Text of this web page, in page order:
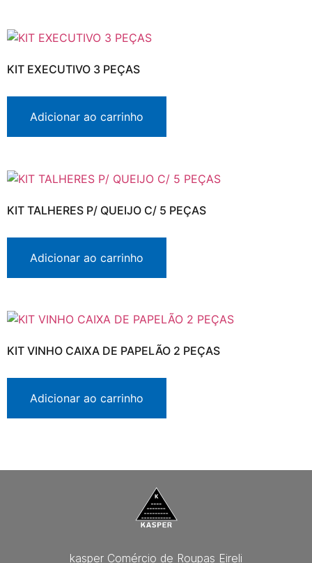
KIT EXECUTIVO 3 PEÇAS
Adicionar ao carrinho
KIT TALHERES P/ QUEIJO C/ 5 PEÇAS
Adicionar ao carrinho
KIT VINHO CAIXA DE PAPELÃO 2 PEÇAS
Adicionar ao carrinho
kasper Comércio de Roupas Eireli